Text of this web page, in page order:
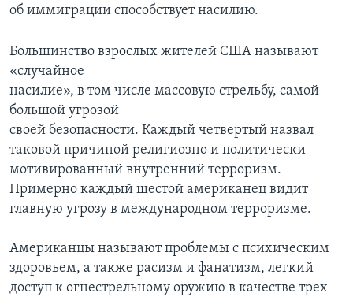
об иммиграции способствует насилию.
Большинство взрослых жителей США называют
«случайное
насилие», в том числе массовую стрельбу, самой
большой угрозой
своей безопасности. Каждый четвертый назвал
таковой причиной религиозно и политически
мотивированный внутренний терроризм.
Примерно каждый шестой американец видит
главную угрозу в международном терроризме.
Американцы называют проблемы с психическим
здоровьем, а также расизм и фанатизм, легкий
доступ к огнестрельному оружию в качестве трех